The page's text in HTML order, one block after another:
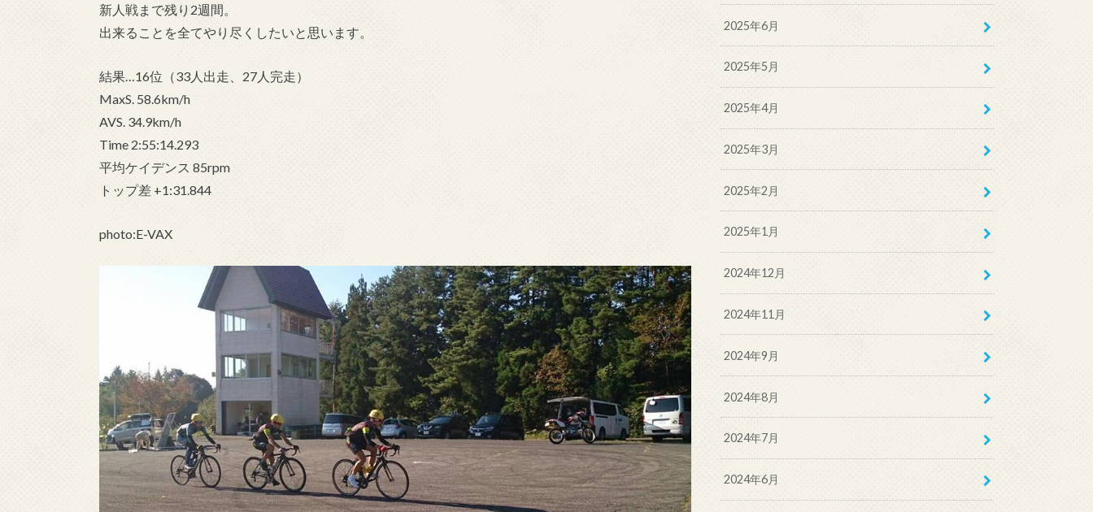
新人戦まで残り2週間。
出来ることを全てやり尽くしたいと思います。
結果…16位（33人出走、27人完走）
MaxS. 58.6km/h
AVS. 34.9km/h
Time 2:55:14.293
平均ケイデンス 85rpm
トップ差 +1:31.844
photo:E-VAX
2025年6月
2025年5月
2025年4月
2025年3月
2025年2月
2025年1月
2024年12月
2024年11月
2024年9月
2024年8月
2024年7月
2024年6月